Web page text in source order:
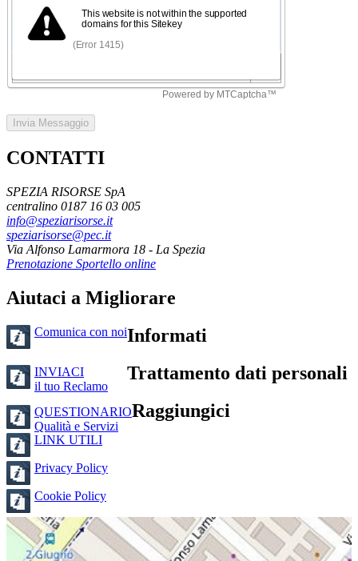
Invia Messaggio
CONTATTI
SPEZIA RISORSE SpA
centralino 0187 16 03 005
info@speziarisorse.it
speziarisorse@pec.it
Via Alfonso Lamarmora 18 - La Spezia
Prenotazione Sportello online
Aiutaci a Migliorare
Comunica con noi
INVIACI
il tuo Reclamo
QUESTIONARIO
Qualità e Servizi
Informati
LINK UTILI
Trattamento dati personali
Privacy Policy
Cookie Policy
Raggiungici